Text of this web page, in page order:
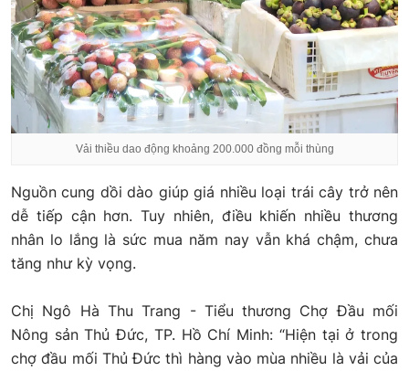
Vải thiều dao động khoảng 200.000 đồng mỗi thùng
Nguồn cung dồi dào giúp giá nhiều loại trái cây trở nên
dễ tiếp cận hơn. Tuy nhiên, điều khiến nhiều thương
nhân lo lắng là sức mua năm nay vẫn khá chậm, chưa
tăng như kỳ vọng.
Chị Ngô Hà Thu Trang - Tiểu thương Chợ Đầu mối
Nông sản Thủ Đức, TP. Hồ Chí Minh: “Hiện tại ở trong
chợ đầu mối Thủ Đức thì hàng vào mùa nhiều là vải của